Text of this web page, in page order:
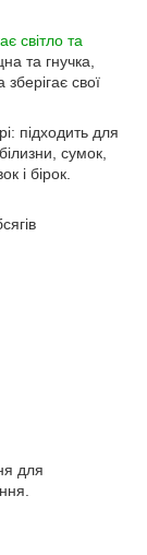
світло та
та гнучка,
зберігає свої
підходить для
сумок,
і бірок.
для